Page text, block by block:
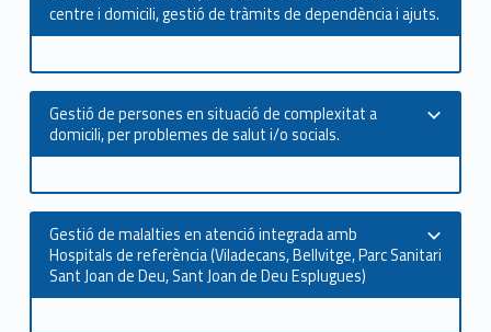
centre i domicili, gestió de tràmits de dependència i ajuts.
Gestió de persones en situació de complexitat a
domicili, per problemes de salut i/o socials.
Gestió de malalties en atenció integrada amb
Hospitals de referència (Viladecans, Bellvitge, Parc Sanitari
Sant Joan de Deu, Sant Joan de Deu Esplugues)